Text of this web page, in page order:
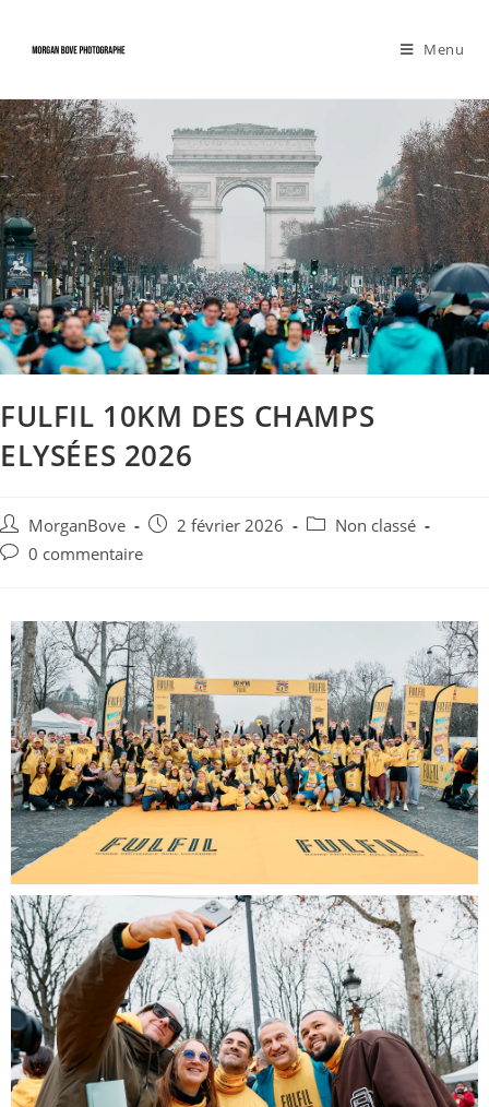
Menu
FULFIL 10KM DES CHAMPS
ELYSÉES 2026
MorganBove 2 février 2026
Non classé
0 commentaire